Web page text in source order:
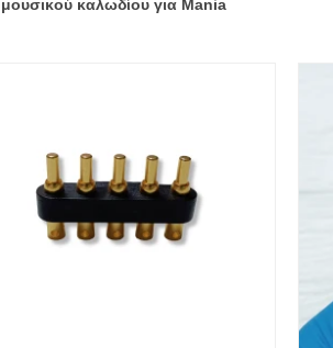
μουσικού καλωδίου για Mania